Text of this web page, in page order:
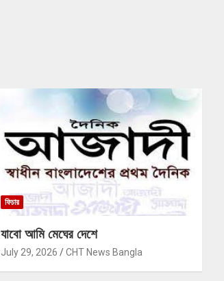
ফিচার
যাবো আমি মেঘের দেশে
July 29, 2026 CHT News Bangla